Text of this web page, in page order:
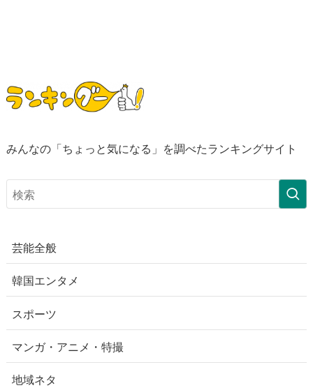
みんなの「ちょっと気になる」を調べたランキングサイト
芸能全般
韓国エンタメ
スポーツ
マンガ・アニメ・特撮
地域ネタ